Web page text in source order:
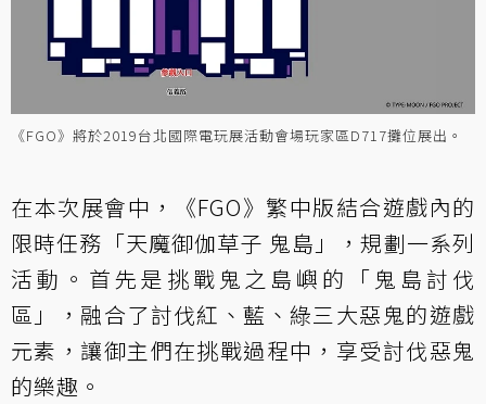
《FGO》將於2019台北國際電玩展活動會場玩家區D717攤位展出。
在本次展會中，《FGO》繁中版結合遊戲內的
限時任務「天魔御伽草子 鬼島」，規劃一系列
活動。首先是挑戰鬼之島嶼的「鬼島討伐
區」，融合了討伐紅、藍、綠三大惡鬼的遊戲
元素，讓御主們在挑戰過程中，享受討伐惡鬼
的樂趣。